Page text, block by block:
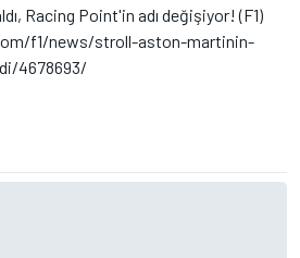
Racing Point'in adı değişiyor! (F1)
f1/news/stroll-aston-martinin-
4678693/